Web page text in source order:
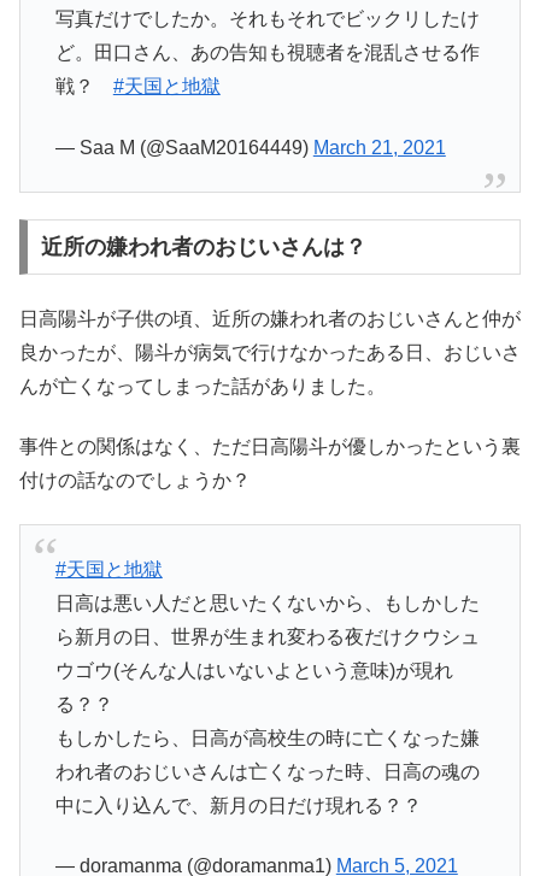
写真だけでしたか。それもそれでビックリしたけ
ど。田口さん、あの告知も視聴者を混乱させる作
戦？ #天国と地獄
— Saa M (@SaaM20164449) March 21, 2021
近所の嫌われ者のおじいさんは？
日高陽斗が子供の頃、近所の嫌われ者のおじいさんと仲が
良かったが、陽斗が病気で行けなかったある日、おじいさ
んが亡くなってしまった話がありました。
事件との関係はなく、ただ日高陽斗が優しかったという裏
付けの話なのでしょうか？
#天国と地獄
日高は悪い人だと思いたくないから、もしかした
ら新月の日、世界が生まれ変わる夜だけクウシュ
ウゴウ(そんな人はいないよという意味)が現れ
る？？
もしかしたら、日高が高校生の時に亡くなった嫌
われ者のおじいさんは亡くなった時、日高の魂の
中に入り込んで、新月の日だけ現れる？？
— doramanma (@doramanma1) March 5, 2021